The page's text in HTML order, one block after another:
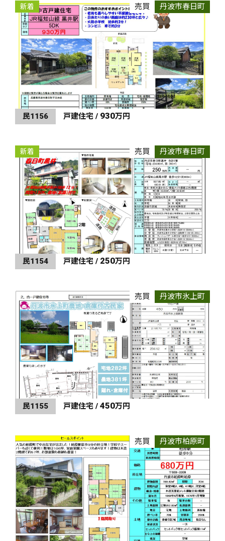
新着 売買 丹波市春日町
民1156 戸建住宅 / 930万円
新着 売買 丹波市春日町
民1154 戸建住宅 / 250万円
売買 丹波市氷上町
民1155 戸建住宅 / 450万円
売買 丹波市柏原町